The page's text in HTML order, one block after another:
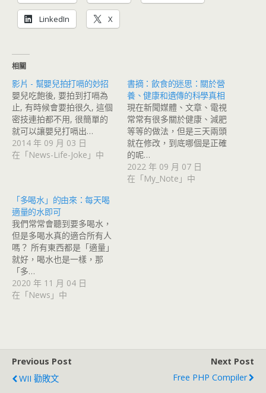
LinkedIn X
相關
影片 - 幫嬰兒拍打嗝的妙招
嬰兒吃飽後, 要拍到打嗝為
止, 有時候會要拍很久, 這個
密技連拍都不用, 很簡單的
就可以讓嬰兒打嗝出…
2014 年 09 月 03 日
在「News-Life-Joke」中
書摘：飲食的迷思：關於營
養、健康和遺傳的科學真相
現在新聞媒體、文章、電視
常常有很多關於健康、減肥
等等的做法，但是三天兩頭
就在修改，到底哪個是正確
的呢…
2022 年 09 月 07 日
在「My_Note」中
「多喝水」的由來：每天喝
適量的水即可
我們常常會聽到要多喝水，
但是多喝水真的適合所有人
嗎？ 所有東西都是「適量」
就好，喝水也是一樣，那
「多…
2020 年 11 月 04 日
在「News」中
Previous Post
WII 勸敗文
Next Post
Free PHP Compiler